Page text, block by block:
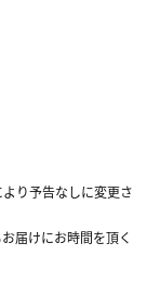
り予告なしに変更さ
届けにお時間を頂く